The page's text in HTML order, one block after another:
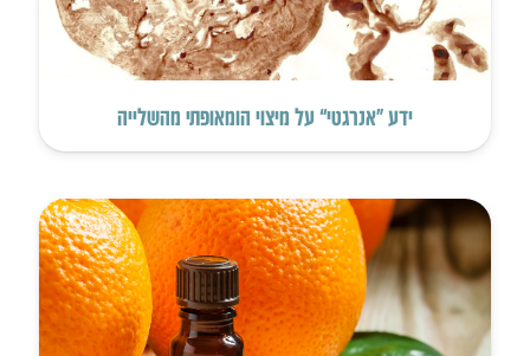
ידע “אנרגטי” על מיצוי הומאופתי מהשלייה